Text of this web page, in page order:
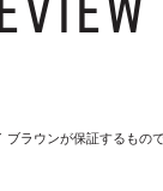
ブラウンが保証するもの